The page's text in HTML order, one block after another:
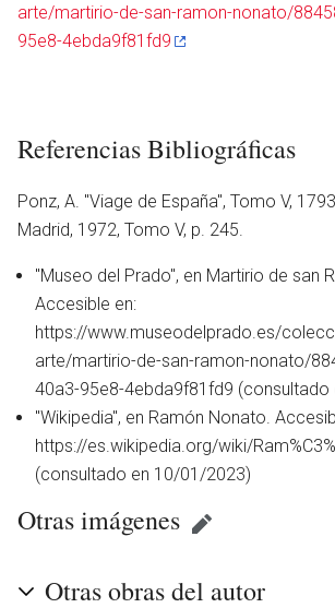
arte/martirio-de-san-ramon-nonato/
95e8-4ebda9f81fd9
Referencias Bibliográficas
Ponz, A. ''Viage de España'', Tomo V,
Madrid, 1972, Tomo V, p. 245.
"Museo del Prado", en Martirio de san
Accesible en:
https://www.museodelprado.es/
arte/martirio-de-san-ramon-nonato/
40a3-95e8-4ebda9f81fd9
"Wikipedia", en Ramón Nonato.
https://es.wikipedia.org/wiki/
(consultado en 10/01/2023)
Otras imágenes
Otras obras del autor